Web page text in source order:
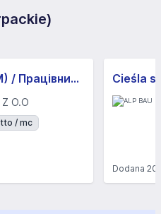
Pracownik produkcji (K/M) / Працівники продукції Huber-Suhner (K/M)
O.O
/ mc
Cieśla
Dodana20